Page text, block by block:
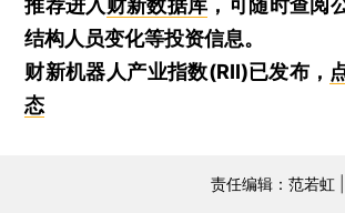
结构人员变化等投资信息。
财新机器人产业指数(RII)已发布，
态
责任编辑：范若虹